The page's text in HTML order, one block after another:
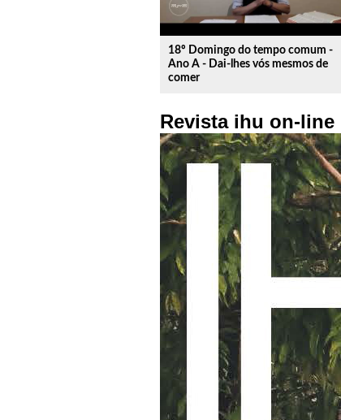
18º Domingo do tempo comum -
Ano A - Dai-lhes vós mesmos de
comer
Revista ihu on-line